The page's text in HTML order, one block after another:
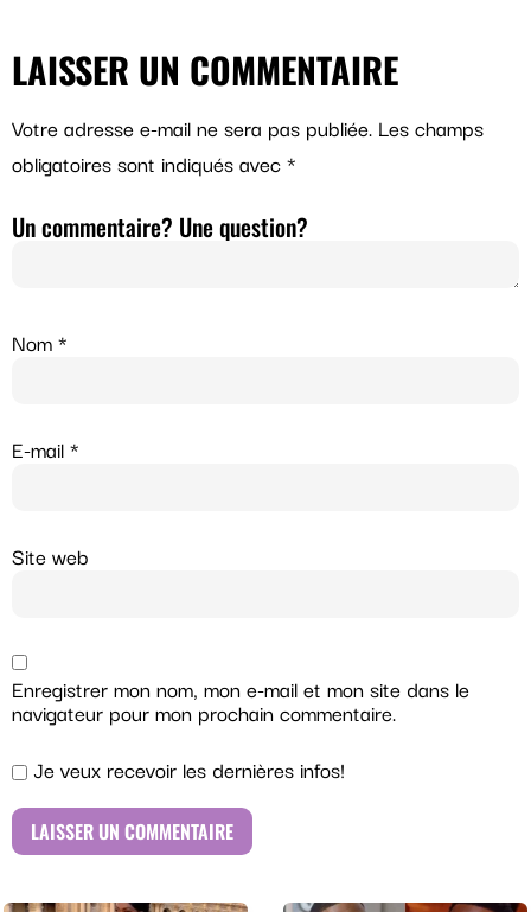
LAISSER UN COMMENTAIRE
Votre adresse e-mail ne sera pas publiée. Les champs
obligatoires sont indiqués avec*
Un commentaire? Une question?
Nom*
E-mail*
Site web
Enregistrer mon nom, mon e-mail et mon site dans le
navigateur pour mon prochain commentaire.
Je veux recevoir les dernières infos!